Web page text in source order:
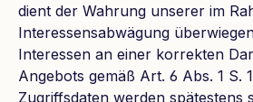
dient der Wahrung unserer im
Interessensabwägung
Interessen an einer korrekten
Angebots gemäß Art. 6 Abs. 1 S.
Zugriffsdaten werden spätestens